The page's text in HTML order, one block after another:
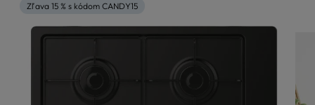
Zľava 15 % s kódom CANDY15